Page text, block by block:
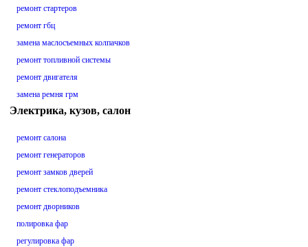
ремонт стартеров
ремонт гбц
замена маслосъемных колпачков
ремонт топливной системы
ремонт двигателя
замена ремня грм
Электрика, кузов, салон
ремонт салона
ремонт генераторов
ремонт замков дверей
ремонт стеклоподъемника
ремонт дворников
полировка фар
регулировка фар